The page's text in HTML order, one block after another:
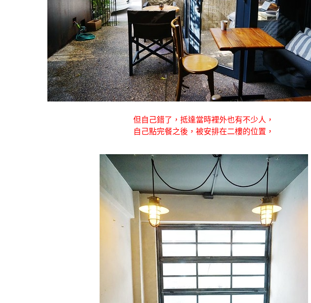
但自己錯了，抵達當時裡外也有不少人，
自己點完餐之後，被安排在二樓的位置，